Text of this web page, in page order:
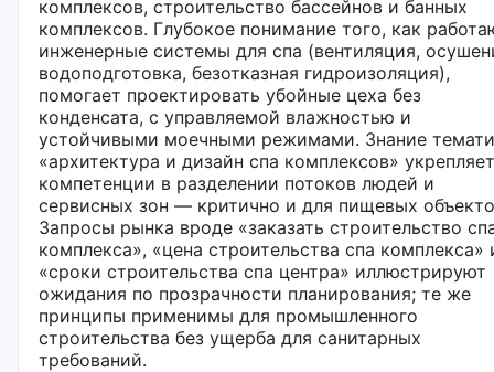
комплексов, строительство бассейнов и банных
комплексов. Глубокое понимание того, как
инженерные системы для спа (вентиляция,
водоподготовка, безотказная гидроизоляция),
помогает проектировать убойные цеха без
конденсата, с управляемой влажностью и
устойчивыми моечными режимами. Знание
«архитектура и дизайн спа комплексов» укрепляет
компетенции в разделении потоков людей и
сервисных зон — критично и для пищевых
Запросы рынка вроде «заказать строительство
комплекса», «цена строительства спа комплекса»
«сроки строительства спа центра» иллюстрируют
ожидания по прозрачности планирования; те же
принципы применимы для промышленного
строительства без ущерба для санитарных
требований.